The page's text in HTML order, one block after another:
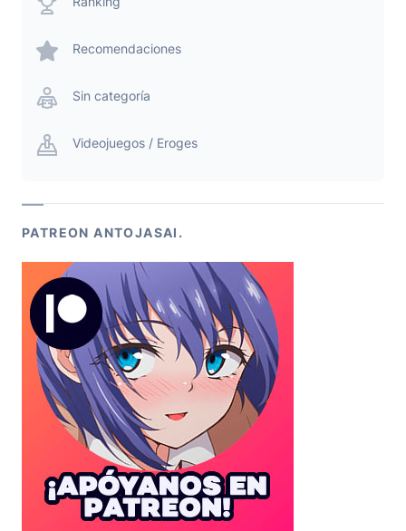
Recomendaciones
Sin categoría
Videojuegos / Eroges
PATREON ANTOJASAI.